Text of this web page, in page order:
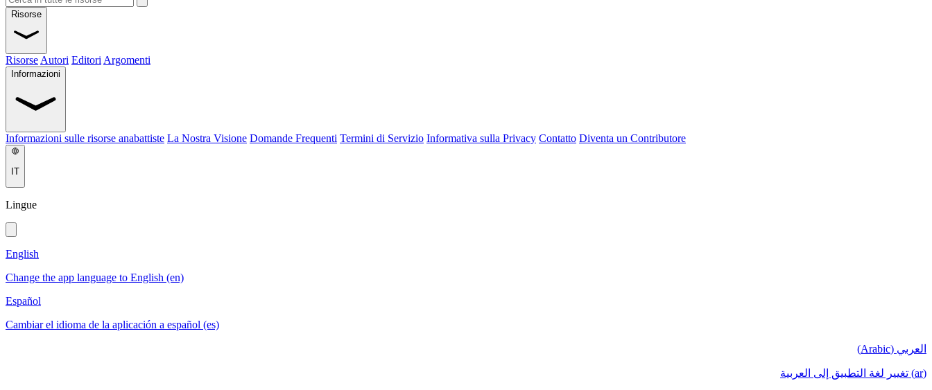
Risorse
Risorse Autori Editori Argomenti
Informazioni
Informazioni sulle risorse anabattiste La Nostra Visione Domande Frequenti Termini di Servizio Informativa sulla Privacy Contatto Diventa un Contributore
IT
Lingue
English
Change the app language to English (en)
Español
Cambiar el idioma de la aplicación a español (es)
العربي (Arabic)
(ar) تغيير لغة التطبيق إلى العربية